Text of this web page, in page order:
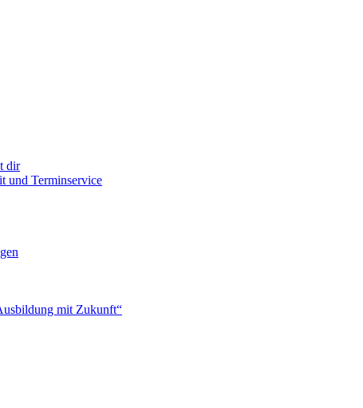
dir
und Terminservice
mit Zukunft“